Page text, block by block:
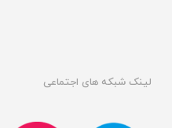
لینک شبکه های اجتماعی